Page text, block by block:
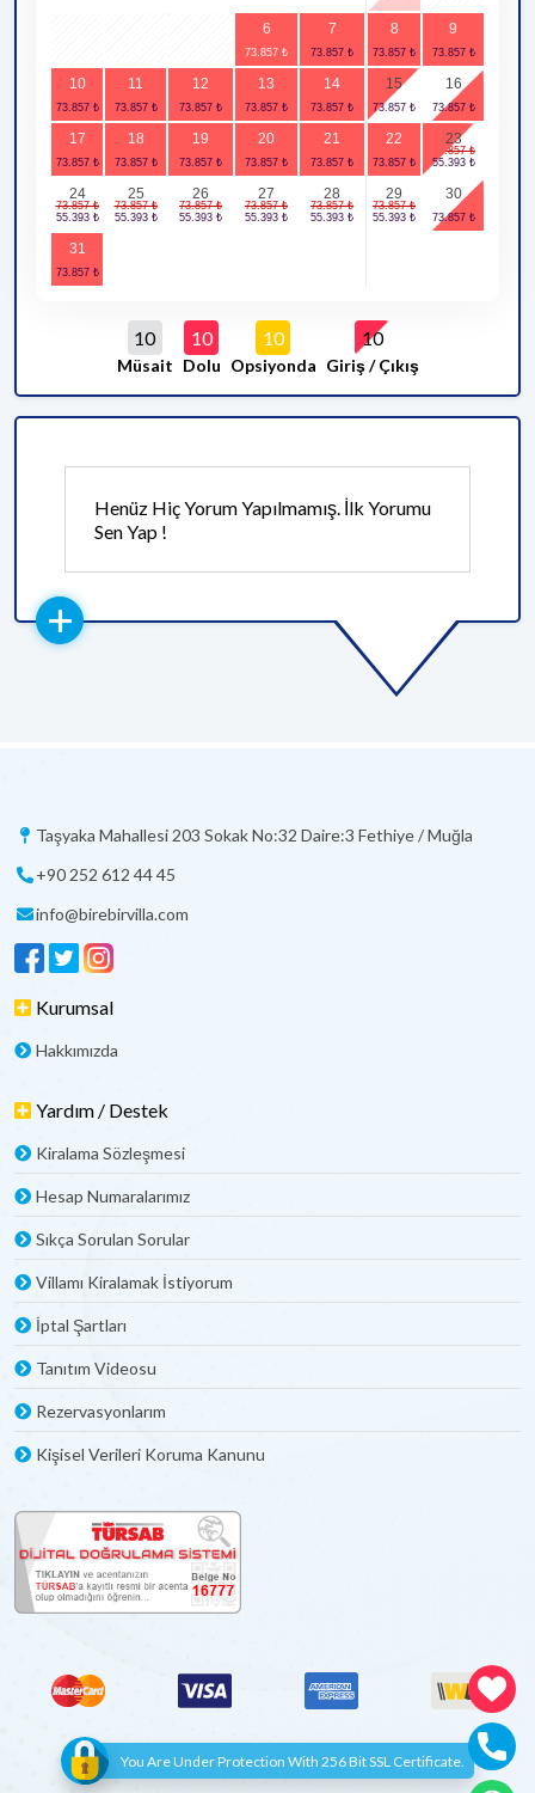
6 7 8 9
10 11 12 13 14 15 16
17 18 19 20 21 22 23
24 25 26 27 28 29 30
31
10
Müsait
10
Dolu
10
Opsiyonda
10
Giriş / Çıkış
Henüz Hiç Yorum Yapılmamış. İlk Yorumu
Sen Yap !
Taşyaka Mahallesi 203 Sokak No:32 Daire:3 Fethiye / Muğla
+90 252 612 44 45
info@birebirvilla.com
Kurumsal
Hakkımızda
Yardım / Destek
Kiralama Sözleşmesi
Hesap Numaralarımız
Sıkça Sorulan Sorular
Villamı Kiralamak İstiyorum
İptal Şartları
Tanıtım Videosu
Rezervasyonlarım
Kişisel Verileri Koruma Kanunu
You Are Under Protection With 256 Bit SSL Certificate.